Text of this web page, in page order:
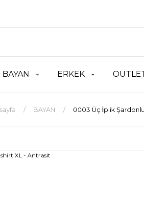
BAYAN ERKEK
BAYAN 0003 Üç İplik